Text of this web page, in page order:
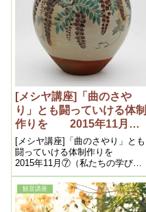
[メシヤ講座]「曲のさや
り」とも闘っていける体制
作りを 2015年11月
⑦（私たちの学び目からウ
ロコの内容より）
[メシヤ講座]「曲のさやり」とも
闘っていける体制作りを
2015年11月⑦（私たちの学び目
からウロコの内容より）
観音講座